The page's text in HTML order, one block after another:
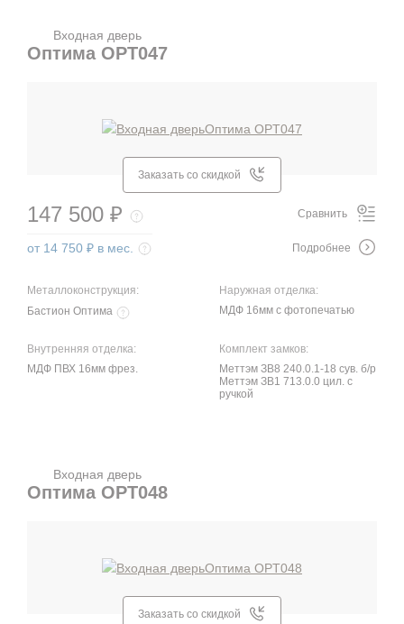
Входная дверь
Оптима OPT047
Заказать со скидкой
Металлоконструкция:
Бастион Оптима
Наружная отделка:
МДФ 16мм с фотопечатью
Внутренняя отделка:
МДФ ПВХ 16мм фрез.
Комплект замков:
Меттэм ЗВ8 240.0.1-18 сув. б/р
Меттэм ЗВ1 713.0.0 цил. с
ручкой
147 500 ₽
от 14 750 ₽ в мес.
Сравнить
Подробнее
Входная дверь
Оптима OPT048
Заказать со скидкой